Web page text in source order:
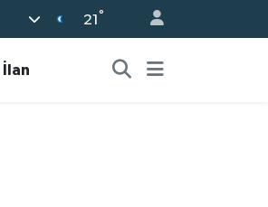
21 °
İlan